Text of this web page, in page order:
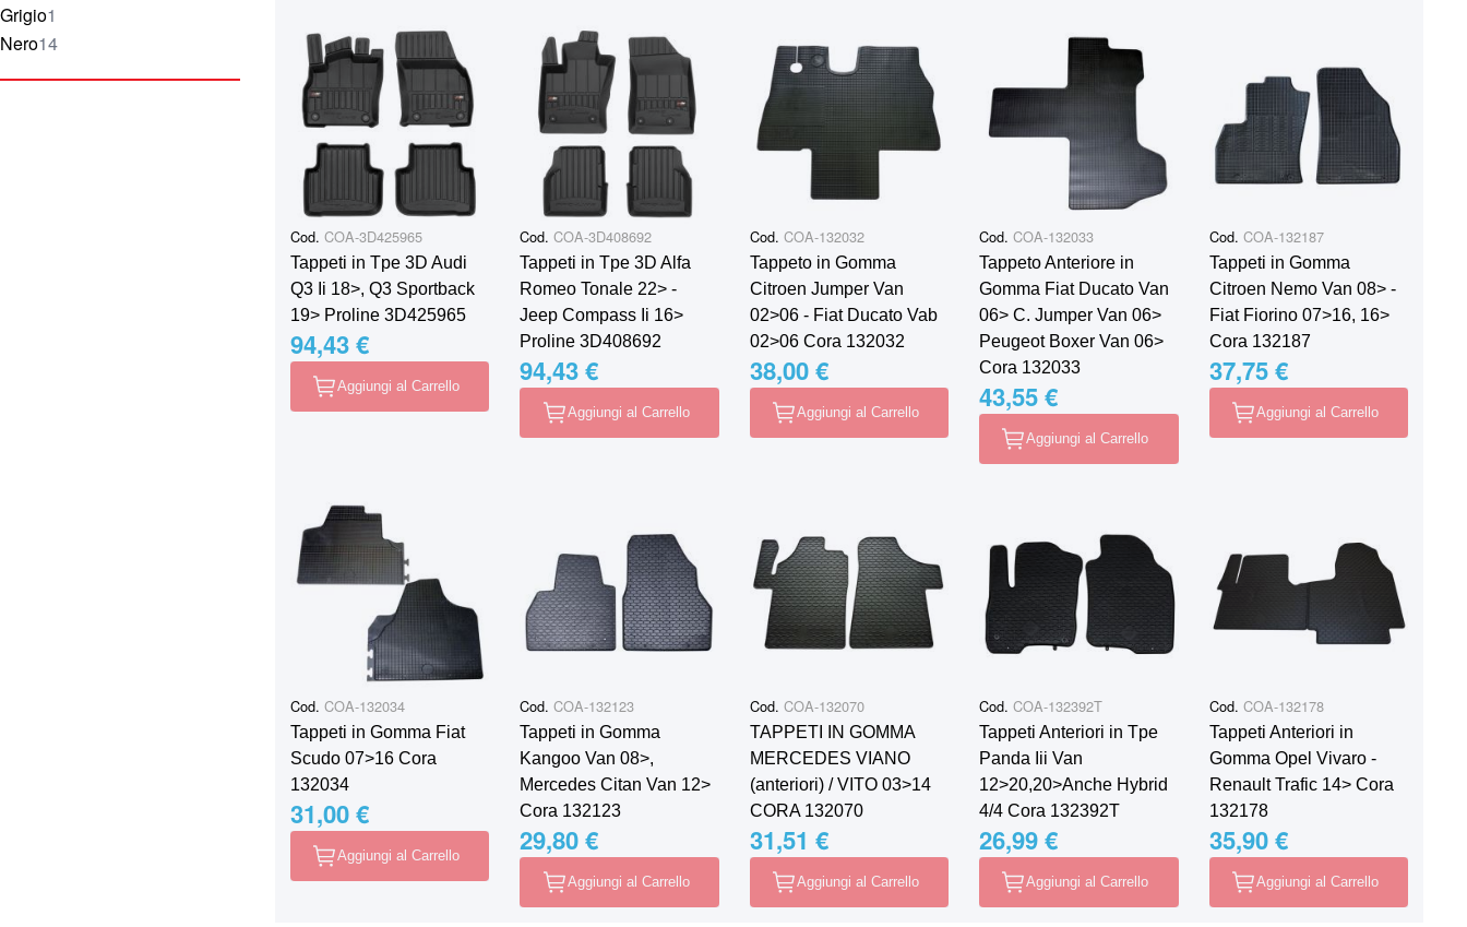
Grigio1
elemento
Nero14
elementi
Cod. COA-3D425965
Tappeti in Tpe 3D Audi
Q3 Ii 18˃, Q3 Sportback
19˃ Proline 3D425965
94,43 €
Aggiungi al Carrello
Cod. COA-3D408692
Tappeti in Tpe 3D Alfa
Romeo Tonale 22˃ -
Jeep Compass Ii 16˃
Proline 3D408692
94,43 €
Aggiungi al Carrello
Cod. COA-132032
Tappeto in Gomma
Citroen Jumper Van
02˃06 - Fiat Ducato Vab
02˃06 Cora 132032
38,00 €
Aggiungi al Carrello
Cod. COA-132033
Tappeto Anteriore in
Gomma Fiat Ducato Van
06> C. Jumper Van 06>
Peugeot Boxer Van 06>
Cora 132033
43,55 €
Aggiungi al Carrello
Cod. COA-132187
Tappeti in Gomma
Citroen Nemo Van 08˃ -
Fiat Fiorino 07˃16, 16˃
Cora 132187
37,75 €
Aggiungi al Carrello
Cod. COA-132034
Tappeti in Gomma Fiat
Scudo 07>16 Cora
132034
31,00 €
Aggiungi al Carrello
Cod. COA-132123
Tappeti in Gomma
Kangoo Van 08>,
Mercedes Citan Van 12>
Cora 132123
29,80 €
Aggiungi al Carrello
Cod. COA-132070
TAPPETI IN GOMMA
MERCEDES VIANO
(anteriori) / VITO 03˃14
CORA 132070
31,51 €
Aggiungi al Carrello
Cod. COA-132392T
Tappeti Anteriori in Tpe
Panda Iii Van
12>20,20>Anche Hybrid
4/4 Cora 132392T
26,99 €
Aggiungi al Carrello
Cod. COA-132178
Tappeti Anteriori in
Gomma Opel Vivaro -
Renault Trafic 14> Cora
132178
35,90 €
Aggiungi al Carrello